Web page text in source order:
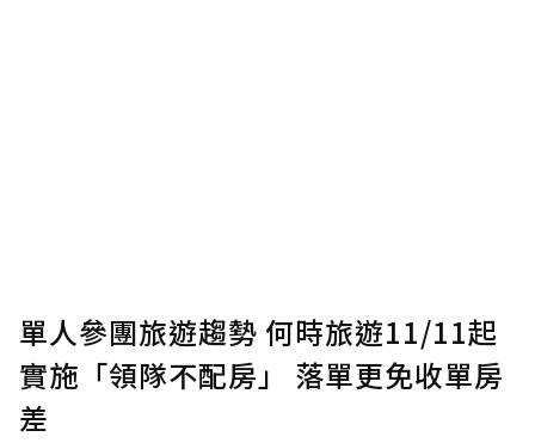
確認送出
單人參團旅遊趨勢 何時旅遊11/11起
實施「領隊不配房」 落單更免收單房
差